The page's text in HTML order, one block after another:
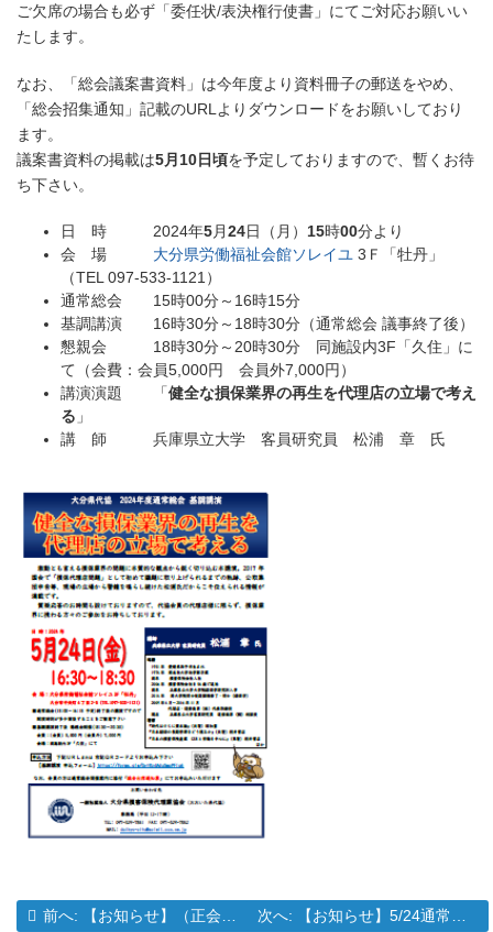
ご欠席の場合も必ず「委任状/表決権行使書」にてご対応お願いい
たします。
なお、「総会議案書資料」は今年度より資料冊子の郵送をやめ、
「総会招集通知」記載のURLよりダウンロードをお願いしており
ます。
議案書資料の掲載は5月10日頃を予定しておりますので、暫くお待
ち下さい。
日 時 2024年5月24日（月） 15時00分より
会 場 大分県労働福祉会館ソレイユ 3Ｆ「牡丹」
（TEL 097-533-1121）
通常総会 15時00分～16時15分
基調講演 16時30分～18時30分（通常総会 議事終了後）
懇親会 18時30分～20時30分 同施設内3F「久住」に
て（会費：会員5,000円 会員外7,000円）
講演演題 「健全な損保業界の再生を代理店の立場で考え
る 」
講 師 兵庫県立大学 客員研究員 松浦 章 氏
前へ: 過去の投稿:
【お知らせ】（正会員）2024年度会費確定に伴う募集人数確認のお願い 次へ: 次の投稿:
【お知らせ】5/24通常総会 議案書資料について